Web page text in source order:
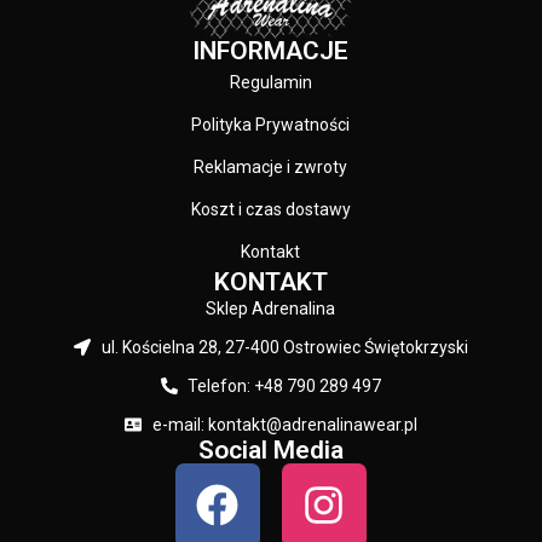
poszukujących produktów do
długich i ciężkich treningów
zarówno pod dachem jak i na
zastosowaniu nylonu produkty są
komfort noszenia - materiał
uszlachetniającemu procesowi
drobnoustrojów - płaskie
elastyczne szwy wykonane
miękkimi nićmi dzięki czemu
naskórka - nadruki wykonane są
są nieścieralne i trwałe - na
plecach oraz po bokach koszulki
są wstawki z dziurkowanej tkaniny
typu MESH dla jeszcze lepszej
wentylacji - silikonowa opaska
Coast Spandex ® Materiał
Producent: Pit Bull Kolor: Czarny
INFORMACJE
Regulamin
Polityka Prywatności
Reklamacje i zwroty
Koszt i czas dostawy
Kontakt
KONTAKT
Sklep Adrenalina
ul. Kościelna 28, 27-400 Ostrowiec Świętokrzyski
Telefon: +48 790 289 497
e-mail: kontakt@adrenalinawear.pl
Social Media